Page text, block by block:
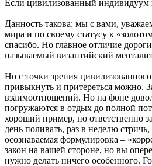
Если цивилизованный индивидуум
Данность такова: мы с вами,
мира и по своему статусу к
спасибо. Но главное отличие
называемый византийский
Но с точки зрения
привыкнуть и притереться можно.
взаимоотношений. Но на фоне
погружаются в отдых до полной
хороший пример, но ответственно
день поливать, раз в неделю
осознаваемая формулировка –
закон на вашей стороне, но вы
нужно делать ничего особенного.